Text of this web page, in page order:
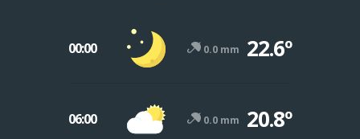
00:00 0.0 mm 22.6º
06:00 0.0 mm 20.8º